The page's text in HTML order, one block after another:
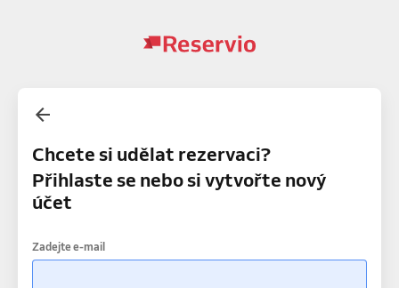
Chcete si udělat rezervaci?
Přihlaste se nebo si vytvořte nový
účet
Zadejte e-mail